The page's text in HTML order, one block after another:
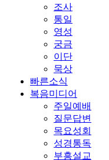
조사
통일
영성
궁금
이단
묵상
빠른소식
복음미디어
주일예배
질문답변
목요성회
성경통독
부흥설교